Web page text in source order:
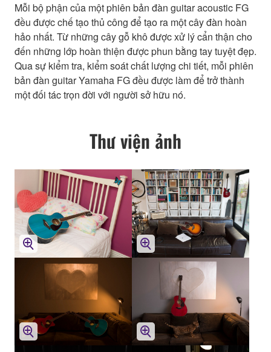
Mỗi bộ phận của một phiên bản đàn guitar acoustic FG
đều được chế tạo thủ công để tạo ra một cây đàn hoàn
hảo nhất. Từ những cây gỗ khô được xử lý cẩn thận cho
đến những lớp hoàn thiện được phun bằng tay tuyệt đẹp.
Qua sự kiểm tra, kiểm soát chất lượng chi tiết, mỗi phiên
bản đàn guitar Yamaha FG đều được làm để trở thành
một đối tác trọn đời với người sở hữu nó.
Thư viện ảnh